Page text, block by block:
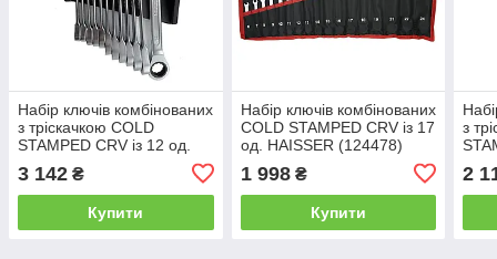
Набір ключів комбінованих
з тріскачкою COLD
STAMPED CRV із 12 од.
3 142 ₴
Купити
Набір ключів комбінованих
COLD STAMPED CRV із 17
од. HAISSER (124478)
1 998₴
Купити
з
2